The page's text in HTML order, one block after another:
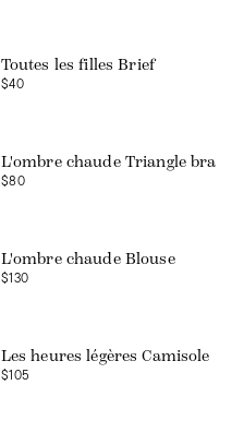
Toutes les filles Brief
$40
L'ombre chaude Triangle bra
$80
L'ombre chaude Blouse
$130
Les heures légères Camisole
$105